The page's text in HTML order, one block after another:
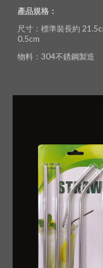
產品規格：
尺寸：標準裝長約
0.5cm
物料：304不銹鋼製造